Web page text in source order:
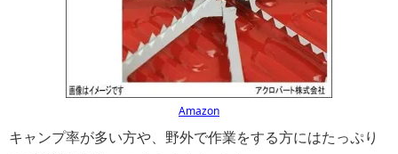
Amazon
キャンプ率が多い方や、野外で作業をする方にはたっぷり